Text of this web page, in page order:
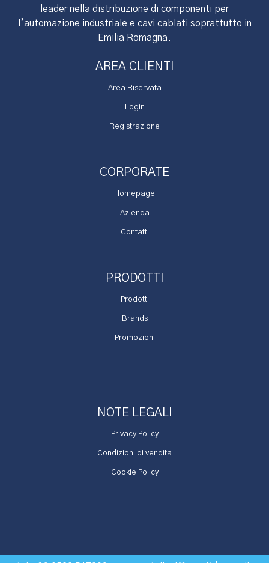
leader nella distribuzione di componenti per
l’automazione industriale e cavi cablati soprattutto in
Emilia Romagna.
AREA CLIENTI
Area Riservata
Login
Registrazione
CORPORATE
Homepage
Azienda
Contatti
PRODOTTI
Prodotti
Brands
Promozioni
NOTE LEGALI
Privacy Policy
Condizioni di vendita
Cookie Policy